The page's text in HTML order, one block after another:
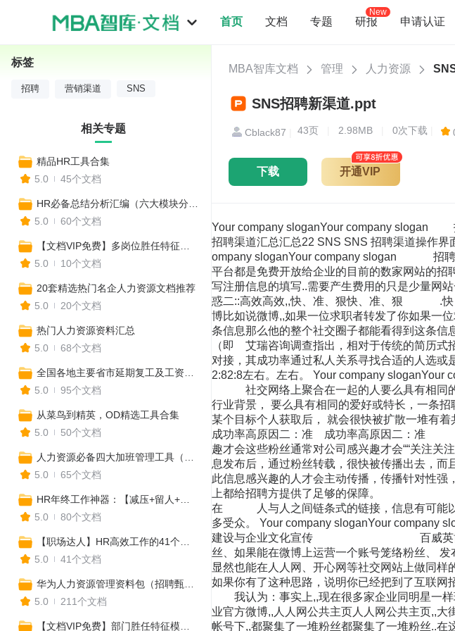
首页 文档 专题 研报
New
申请认证
MBA智库文档 管理 人力资源
SNS招聘新渠道.ppt
Cblack87 43页 2.98MB 0次下载
下载 开通VIP
Your company sloganYour company slogan
招聘渠道汇总汇总22 SNS SNS 招聘渠道操作
ompany sloganYour company slogan 招聘
平台都是免费开放给企业的目前的数家网站的
写注册信息的填写..需要产生费用的只是少量网
惑二::高效高效,,快、准、狠快、准、狠 .
博比如说微博,,如果一位求职者转发了你如果一
条信息那么他的整个社交圈子都能看得到这
（即 艾瑞咨询调查指出，相对于传统的简历式
对接，其成功率通过私人关系寻找合适的人选
2:82:8左右。左右。 Your company
社交网络上聚合在一起的人要么具有相同
行业背景， 要么具有相同的爱好或特长，一条
某个目标个人获取后， 就会很快被扩散一堆有
成功率高原因二：准 成功率高原因二：准
趣才会这些粉丝通常对公司感兴趣才会““关注关
息发布后，通过粉丝转载，很快被传播出去，
此信息感兴趣的人才会主动传播，传播针对性
上都给招聘方提供了足够的保障。 .
在 人与人之间链条式的链接，信息有可能以
多受众。 Your company sloganYour
建设与企业文化宣传 百威英博的一位
丝、如果能在微博上运营一个账号笼络粉丝、
显然也能在人人网、开心网等社交网站上做同
如果你有了这种思路，说明你已经把到了互
我认为：事实上,,现在很多家企业同明星一样
业官方微博,,人人网公共主页人人网公共主页,,
帐号下,,都聚集了一堆粉丝都聚集了一堆粉丝..
标签
招聘 营销渠道 SNS
相关专题
精品HR工具合集
5.0
45个文档
5.0
60个文档
5.0
10个文档
20套精选热门名企人力资源文档推荐
5.0
20个文档
热门人力资源资料汇总
5.0
68个文档
5.0
95个文档
从菜鸟到精英，OD精选工具合集
5.0
50个文档
5.0
65个文档
5.0
80个文档
5.0
41个文档
5.0
211个文档